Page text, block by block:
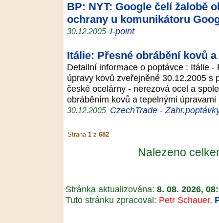
BP: NYT: Google čelí žalobě
ochrany u komunikátoru
30.12.2005 I-point
Itálie: Přesné obrábění kovů
Detailní informace o poptávce : Itálie
úpravy kovů zveřejněné 30.12.2005 s
české ocelárny - nerezová ocel a
obráběním kovů a tepelnými
30.12.2005 CzechTrade -
Strana 1 z 682
Nalezeno
Stránka aktualizována: 8. 08. 2026,
Tuto stránku zpracoval: Petr Schauer,